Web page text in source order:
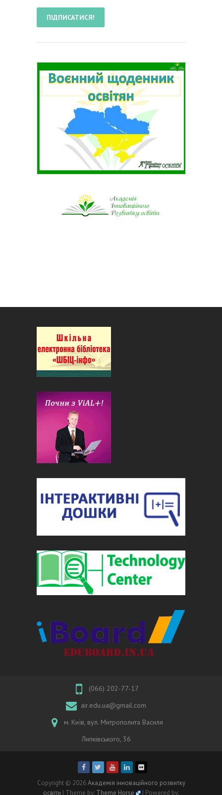
(066) 202-77-17
air.edu.ua@gmail.com
м. Київ, вул. Митрополита Василя
Липківського, 36
Copyright © 2026Академія інноваційного розвитку
освіти | Theme by: Theme Horse | Powered by: